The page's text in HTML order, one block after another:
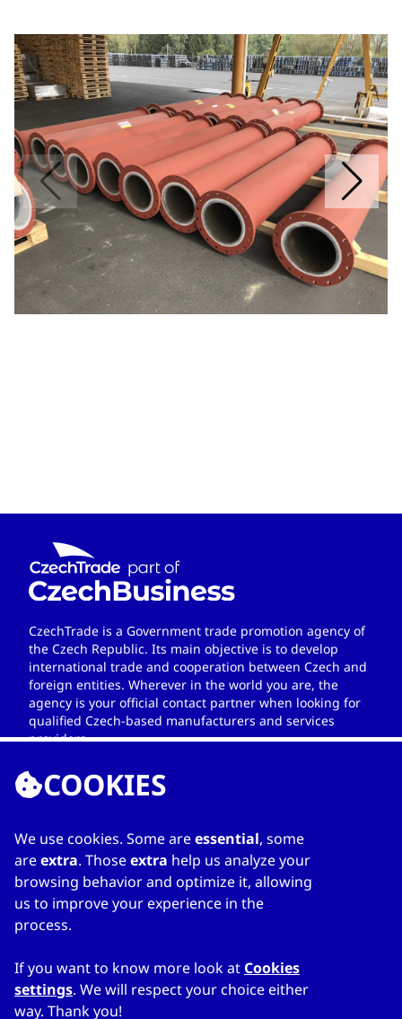
CzechTrade is a Government trade promotion agency of
the Czech Republic. Its main objective is to develop
international trade and cooperation between Czech and
foreign entities. Wherever in the world you are, the
agency is your official contact partner when looking for
qualified Czech-based manufacturers and services
providers.
LINKS
Home
Über das Adressbuch
Meine Liste
COOKIES
We use cookies. Some areessential, some
areextra. Thoseextra help us analyze your
browsing behavior and optimize it, allowing
us to improve your experience in the
process.
If you want to know more look at Cookies
settings. We will respect your choice either
way. Thank you!